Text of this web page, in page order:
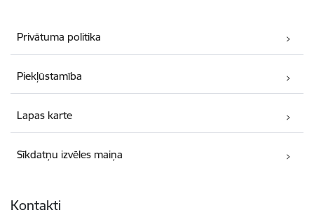
Privātuma politika
Piekļūstamība
Lapas karte
Sīkdatņu izvēles maiņa
Kontakti